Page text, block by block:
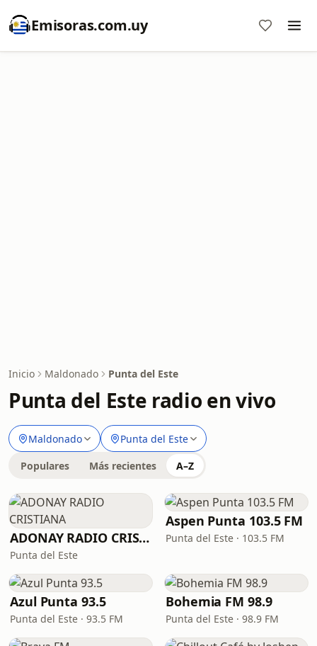
Emisoras.com.uy
Inicio Maldonado Punta del Este
Punta del Este radio en vivo
Maldonado Punta del Este
Populares Más recientes A–Z
ADONAY RADIO CRISTIANA
Punta del Este
Aspen Punta 103.5 FM
Punta del Este · 103.5 FM
Azul Punta 93.5
Punta del Este · 93.5 FM
Bohemia FM 98.9
Punta del Este · 98.9 FM